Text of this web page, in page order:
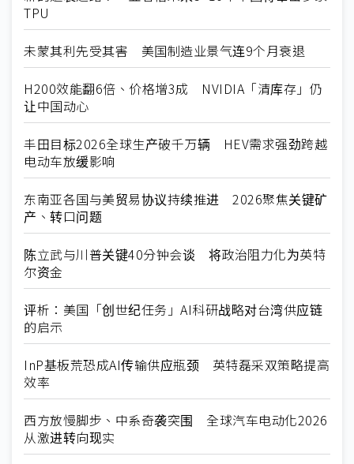
TPU
未蒙其利先受其害 美国制造业景气连9个月衰退
H200效能翻6倍、价格增3成 NVIDIA「清库存」仍
让中国动心
丰田目标2026全球生产破千万辆 HEV需求强劲跨越
电动车放缓影响
东南亚各国与美贸易协议持续推进 2026聚焦关键矿
产、转口问题
陈立武与川普关键40分钟会谈 将政治阻力化为英特
尔资金
评析：美国「创世纪任务」AI科研战略对台湾供应链
的启示
InP基板荒恐成AI传输供应瓶颈 英特磊采双策略提高
效率
西方放慢脚步、中系奇袭突围 全球汽车电动化2026
从激进转向现实